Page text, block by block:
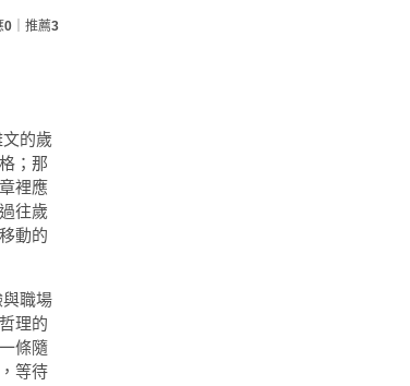
0 ｜推薦3
的歲
；那
裡應
往歲
動的
職場
理的
條隨
等待